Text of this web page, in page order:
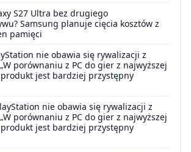
S27 Ultra bez drugiego
Samsung planuje cięcia kosztów z
pamięci
nie obawia się rywalizacji z
porównaniu z PC do gier z najwyższej
produkt jest bardziej przystępny
nie obawia się rywalizacji z
porównaniu z PC do gier z najwyższej
produkt jest bardziej przystępny